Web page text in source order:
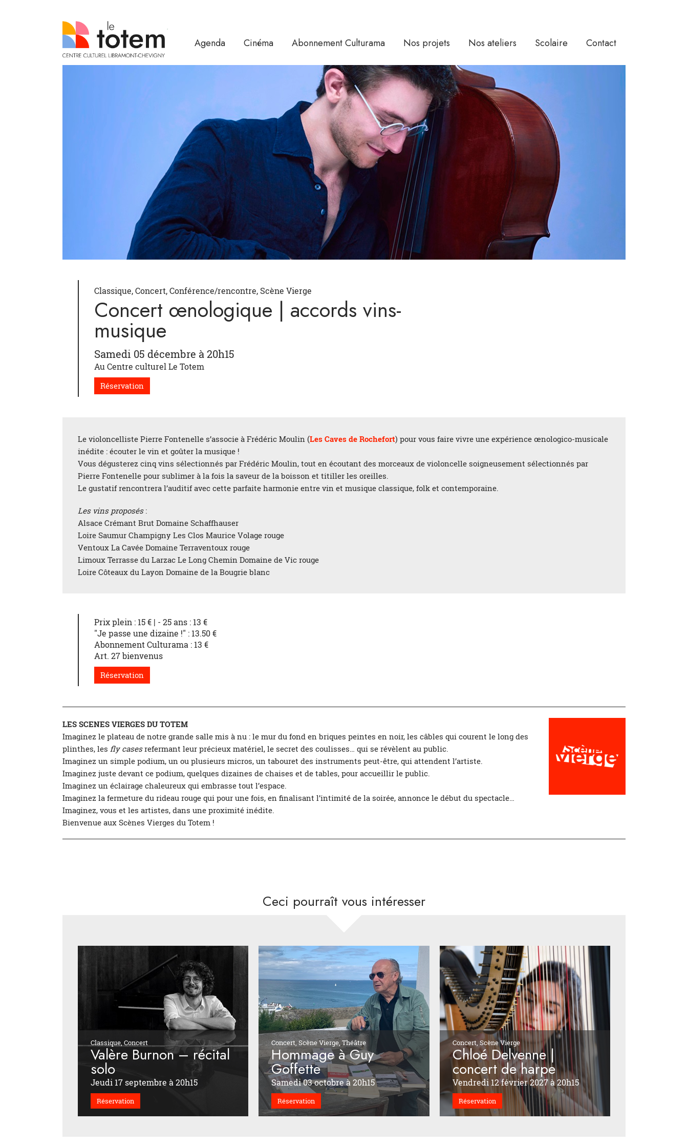
Agenda Cinéma Abonnement Culturama Nos projets Nos ateliers Scolaire Contact
Classique, Concert, Conférence/rencontre, Scène Vierge
Concert œnologique | accords vins-
musique
Samedi 05 décembre à 20h15
Au Centre culturel Le Totem
Réservation
Le violoncelliste Pierre Fontenelle s’associe à Frédéric Moulin (Les Caves de Rochefort) pour vous faire vivre une expérience œnologico-musicale
inédite : écouter le vin et goûter la musique !
Vous dégusterez cinq vins sélectionnés par Frédéric Moulin, tout en écoutant des morceaux de violoncelle soigneusement sélectionnés par
Pierre Fontenelle pour sublimer à la fois la saveur de la boisson et titiller les oreilles.
Le gustatif rencontrera l’auditif avec cette parfaite harmonie entre vin et musique classique, folk et contemporaine.
Les vins proposés:
Alsace Crémant Brut Domaine Schaffhauser
Loire Saumur Champigny Les Clos Maurice Volage rouge
Ventoux La Cavée Domaine Terraventoux rouge
Limoux Terrasse du Larzac Le Long Chemin Domaine de Vic rouge
Loire Côteaux du Layon Domaine de la Bougrie blanc
Prix plein : 15 € | - 25 ans : 13 €
"Je passe une dizaine !" : 13.50 €
Abonnement Culturama : 13 €
Art. 27 bienvenus
Réservation
LES SCENES VIERGES DU TOTEM
Imaginez le plateau de notre grande salle mis à nu : le mur du fond en briques peintes en noir, les câbles qui courent le long des
plinthes, les fly casesrefermant leur précieux matériel, le secret des coulisses… qui se révèlent au public.
Imaginez un simple podium, un ou plusieurs micros, un tabouret des instruments peut-être, qui attendent l’artiste.
Imaginez juste devant ce podium, quelques dizaines de chaises et de tables, pour accueillir le public.
Imaginez un éclairage chaleureux qui embrasse tout l’espace.
Imaginez la fermeture du rideau rouge qui pour une fois, en finalisant l’intimité de la soirée, annonce le début du spectacle…
Imaginez, vous et les artistes, dans une proximité inédite.
Bienvenue aux Scènes Vierges du Totem !
Ceci pourraît vous intéresser
Classique, Concert
Valère Burnon – récital
solo
Jeudi 17 septembre à 20h15
Réservation
Concert, Scène Vierge, Théâtre
Hommage à Guy
Goffette
Samedi 03 octobre à 20h15
Réservation
Concert, Scène Vierge
Chloé Delvenne |
concert de harpe
Vendredi 12 février 2027 à 20h15
Réservation